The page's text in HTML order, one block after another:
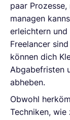
paar
managen
erleichtern und
Freelancer
können dich
Abgabefristen
abheben.
Obwohl
Techniken,